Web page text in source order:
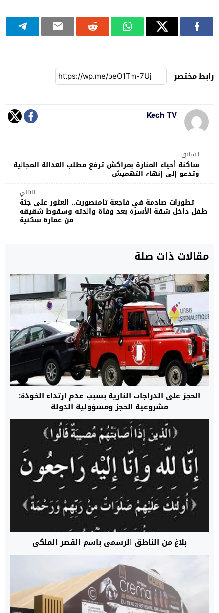
رابط مختصر
Kech TV
السابق
ساكنة أحياء المنارة بمراكش ترفع مطلب العدالة المجالية
وتدعو إلى إنهاء التهميش
التالي
تطورات صادمة في فاجعة تامنصورت.. العثور على جثة
طفل داخل شقة الأسرة بعد وفاة والدته وسقوط شقيقه
من عمارة سكنية
مقالات ذات صلة
الحجز على الدراجات النارية بسبب عدم ارتداء الخوذة:
مشروعية الحجز ومسؤولية الدولة
بلاغ من الناطق الرسمي باسم القصر الملكي